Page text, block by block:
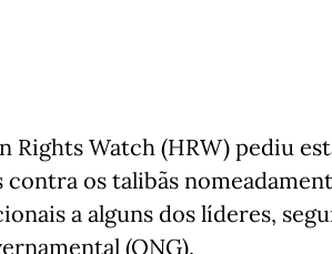
Rights Watch (HRW) pediu
contra os talibãs
a alguns dos líderes,
(ONG).